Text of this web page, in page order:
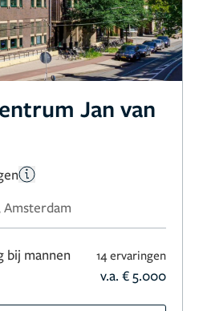
Jan van
Amsterdam
bij mannen 14 ervaringen
v.a. € 5.000